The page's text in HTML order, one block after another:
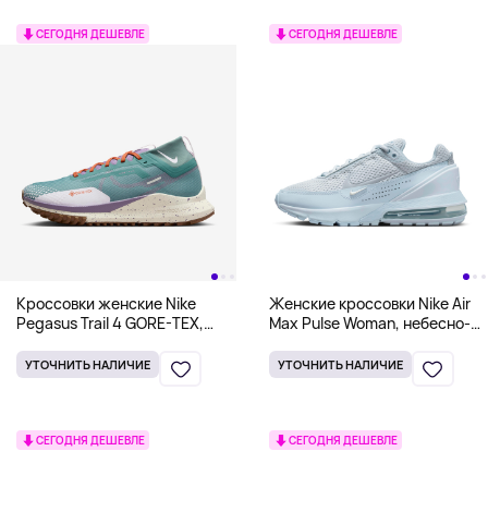
СЕГОДНЯ ДЕШЕВЛЕ
Кроссовки женские Nike
Pegasus Trail 4 GORE-TEX,
УТОЧНИТЬ НАЛИЧИЕ
СЕГОДНЯ ДЕШЕВЛЕ
Женские кроссовки Nike Air
Max Pulse Woman, небесно-
УТОЧНИТЬ НАЛИЧИЕ
СЕГОДНЯ ДЕШЕВЛЕ СЕГОДНЯ ДЕШЕВЛЕ